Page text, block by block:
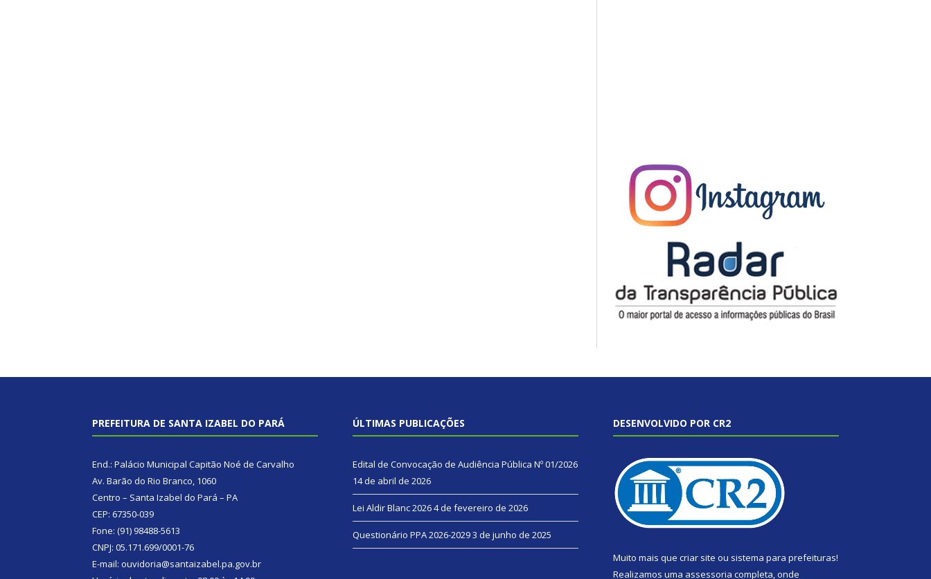
PREFEITURA DE SANTA IZABEL DO PARÁ
End.: Palácio Municipal Capitão Noé de Carvalho
Av. Barão do Rio Branco, 1060
Centro – Santa Izabel do Pará – PA
CEP: 67350-039
Fone: (91) 98488-5613
CNPJ: 05.171.699/0001-76
E-mail: ouvidoria@santaizabel.pa.gov.br
ÚLTIMAS PUBLICAÇÕES
Edital de Convocação de Audiência Pública Nº 01/2026
14 de abril de 2026
Lei Aldir Blanc 20264 de fevereiro de 2026
Questionário PPA 2026-20293 de junho de 2025
DESENVOLVIDO POR CR2
Muito mais que criar site ou sistema para prefeituras!
Realizamos uma assessoria completa, onde